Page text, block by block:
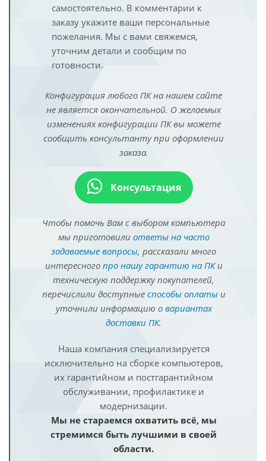
самостоятельно. В комментарии к
заказу укажите ваши персональные
пожелания. Мы с вами свяжемся,
уточним детали и сообщим по
готовности.
Конфигурация любого ПК на нашем сайте
не является окончательной. О желаемых
изменениях конфигурации ПК вы можете
сообщить консультанту при оформлении
заказа.
Консультация
Чтобы помочь Вам с выбором компьютера
мы приготовили ответы на часто
задаваемые вопросы, рассказали много
интересного про нашу гарантию на ПКи
техническую поддержку покупателей,
перечислили доступные способы оплатыи
уточнили информацию о вариантах
доставки ПК.
Наша компания специализируется
исключительно на сборке компьютеров,
их гарантийном и постгарантийном
обслуживании, профилактике и
модернизации.
Мы не стараемся охватить всё, мы
стремимся быть лучшими в своей
области.